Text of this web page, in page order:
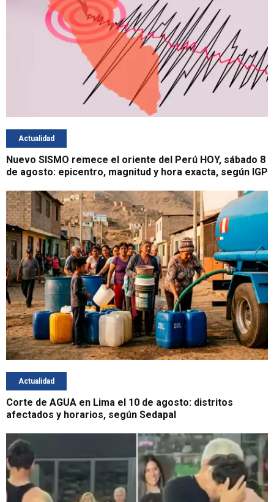
Actualidad
Nuevo SISMO remece el oriente del Perú HOY, sábado 8
de agosto: epicentro, magnitud y hora exacta, según IGP
Actualidad
Corte de AGUA en Lima el 10 de agosto: distritos
afectados y horarios, según Sedapal